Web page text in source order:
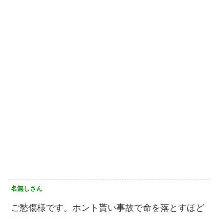
名無しさん
ご愁傷様です。ホント貰い事故で命を落とすほど